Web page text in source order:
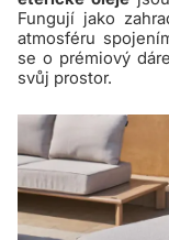
Fungují jako
atmosféru
se o prémiový
svůj prostor.